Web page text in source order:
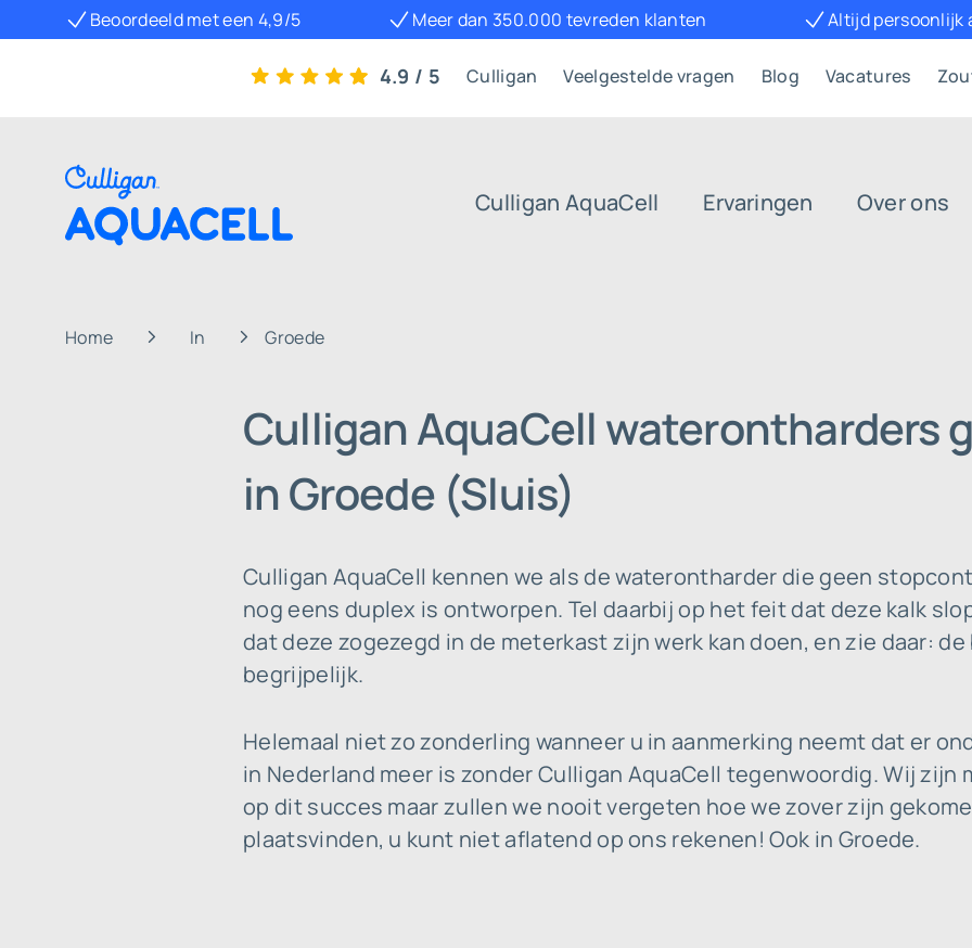
Beoordeeld met een 4,9/5 Meer dan 350.000 tevreden klanten Altijd persoonlijk
4.9 / 5 Culligan Veelgestelde vragen Blog Vacatures
Culligan AquaCell Ervaringen Over ons
Home In Groede
Culligan AquaCell waterontharders
in Groede (Sluis)
Culligan AquaCell kennen we als de waterontharder die geen
nog eens duplex is ontworpen. Tel daarbij op het feit dat deze kalk
dat deze zogezegd in de meterkast zijn werk kan doen, en zie daar:
begrijpelijk.
Helemaal niet zo zonderling wanneer u in aanmerking neemt dat er
in Nederland meer is zonder Culligan AquaCell tegenwoordig. Wij zijn
op dit succes maar zullen we nooit vergeten hoe we zover zijn
plaatsvinden, u kunt niet aflatend op ons rekenen! Ook in Groede.